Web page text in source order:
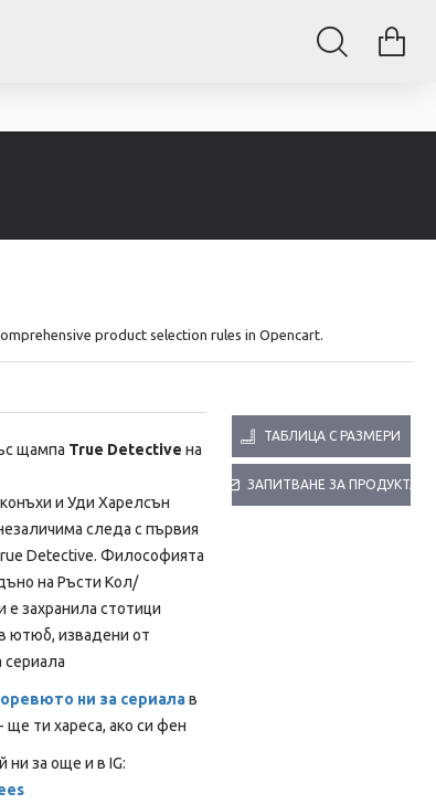
щампа True Detective на
и Уди Харелсън
следа с първия
Detective. Философията
на Ръсти Кол/
е захранила стотици
ютюб, извадени от
ни за сериалав
ще ти хареса, ако си фен
ни за още и в IG:
ТАБЛИЦА С РАЗМЕРИ
ЗАПИТВАНЕ ЗА ПРОДУКТА
product selection rules in Opencart.